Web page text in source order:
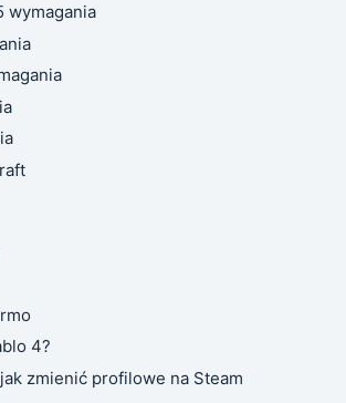
wymagania
4?
zmienić profilowe na Steam